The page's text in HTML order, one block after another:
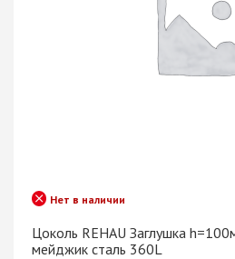
Цоколь REHAU Заглушка
мейджик сталь 360L
Нет в наличии